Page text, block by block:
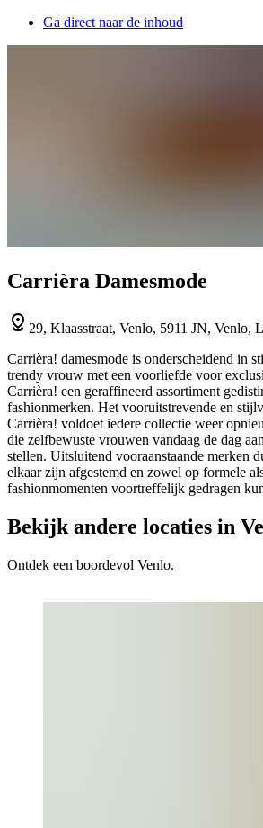
Ga direct naar de inhoud
Carrièra Damesmode
29, Klaasstraat, Venlo, 5911 JN, Venlo,
Carrièra! damesmode is onderscheidend in
trendy vrouw met een voorliefde voor
Carrièra! een geraffineerd assortiment
fashionmerken. Het vooruitstrevende en
Carrièra! voldoet iedere collectie weer
die zelfbewuste vrouwen vandaag de dag
stellen. Uitsluitend vooraanstaande merken
elkaar zijn afgestemd en zowel op formele
fashionmomenten voortreffelijk gedragen
Bekijk andere locaties in
Ontdek een boordevol Venlo.